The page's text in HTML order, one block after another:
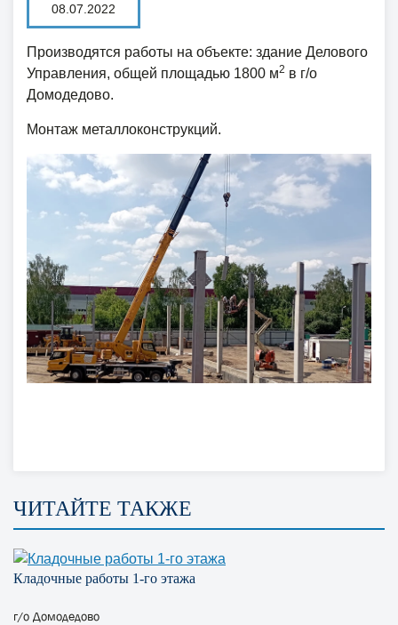
08.07.2022
Производятся работы на объекте: здание Делового
Управления, общей площадью 1800 м2 в г/о
Домодедово.
Монтаж металлоконструкций.
ЧИТАЙТЕ ТАКЖЕ
Кладочные работы 1-го этажа
г/о Домодедово